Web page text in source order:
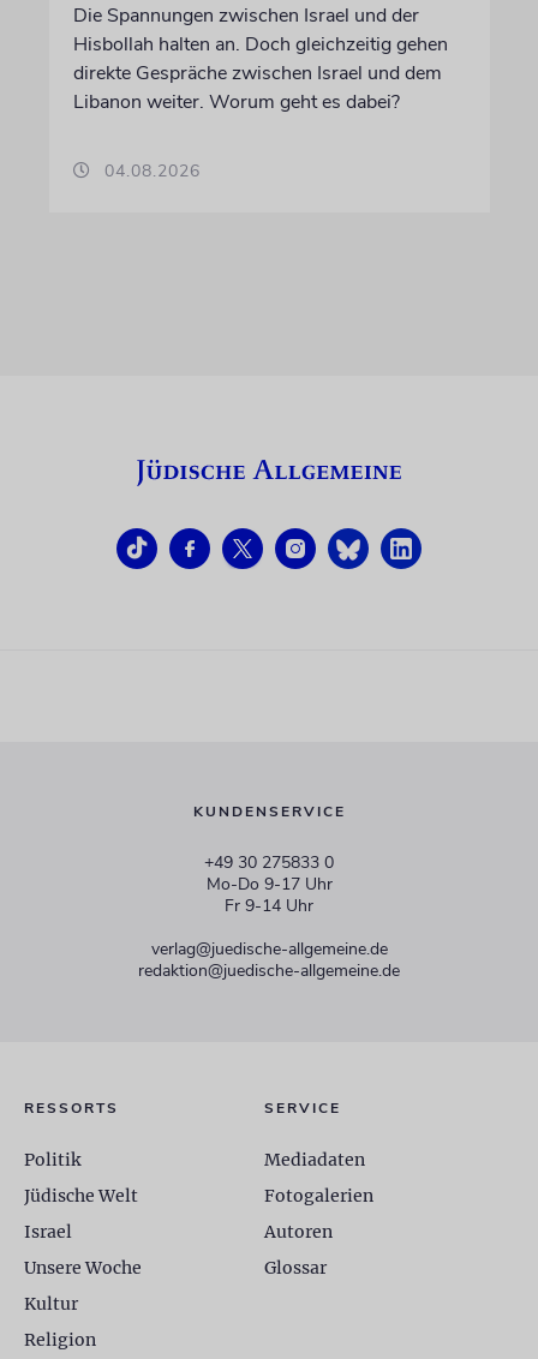
Die Spannungen zwischen Israel und der
Hisbollah halten an. Doch gleichzeitig gehen
direkte Gespräche zwischen Israel und dem
Libanon weiter. Worum geht es dabei?
04.08.2026
KUNDENSERVICE
+49 30 275833 0
Mo-Do 9-17 Uhr
Fr 9-14 Uhr
verlag@juedische-allgemeine.de
redaktion@juedische-allgemeine.de
RESSORTS
Politik
Jüdische Welt
Israel
Unsere Woche
Kultur
Religion
SERVICE
Mediadaten
Fotogalerien
Autoren
Glossar